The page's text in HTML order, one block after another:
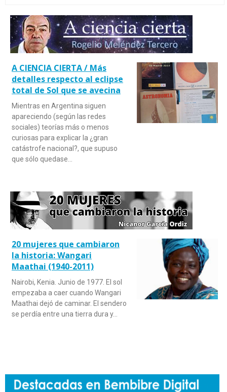
A CIENCIA CIERTA / Más
detalles respecto al eclipse
total de Sol que se avecina
Mientras en Argentina siguen
apareciendo (según las redes
sociales) teorías más o menos
curiosas para explicar la ¿gran
catástrofe nacional?, que supuso
que sólo quedase…
20 mujeres que cambiaron
la historia: Wangari
Maathai (1940-2011)
Nairobi, Kenia. Junio de 1977. El sol
empezaba a caer cuando Wangari
Maathai dejó de caminar. El sendero
se perdía entre una tierra dura y…